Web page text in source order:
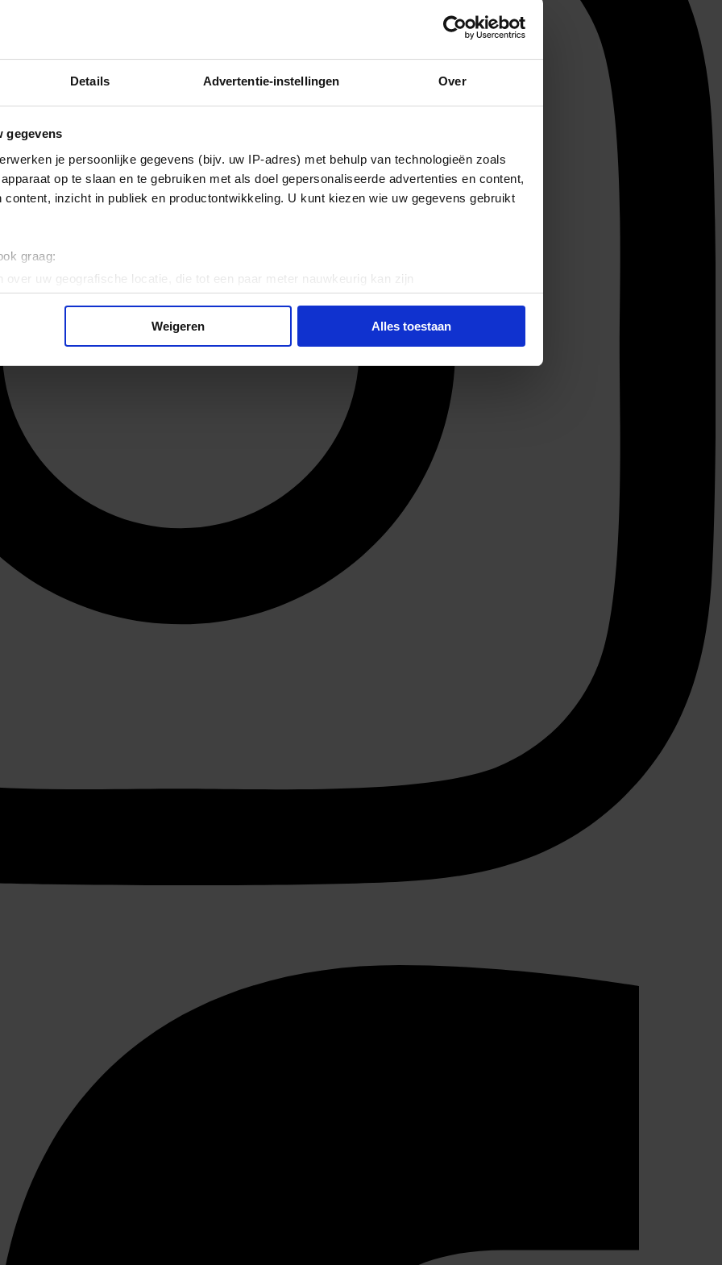
Details Advertentie-instellingen Over
gegevens
je persoonlijke gegevens (bijv. uw IP-adres) met behulp van technologieën zoals
op te slaan en te gebruiken met als doel gepersonaliseerde advertenties en content,
content, inzicht in publiek en productontwikkeling. U kunt kiezen wie uw gegevens gebruikt
graag:
over uw geografische locatie, die tot een paar meter nauwkeurig kan zijn
door het actief te scannen op specifieke eigenschappen (fingerprinting)
gegevens worden verwerkt en stel uw voorkeuren in het
detailgedeelte
en advertenties te personaliseren, om functies voor social media te bieden en om ons
Ook delen we informatie over uw gebruik van onze site met onze partners voor social
Deze partners kunnen deze gegevens combineren met andere informatie die u aan ze heeft
op basis van uw gebruik van hun services.
Weigeren Alles toestaan